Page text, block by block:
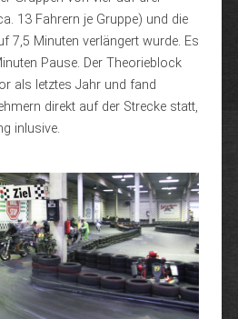
13 Fahrern je Gruppe) und die
7,5 Minuten verlängert wurde. Es
Pause. Der Theorieblock
als letztes Jahr und fand
direkt auf der Strecke statt,
inlusive.